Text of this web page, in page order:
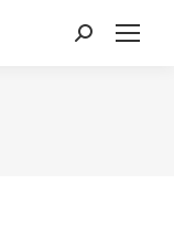
Search: